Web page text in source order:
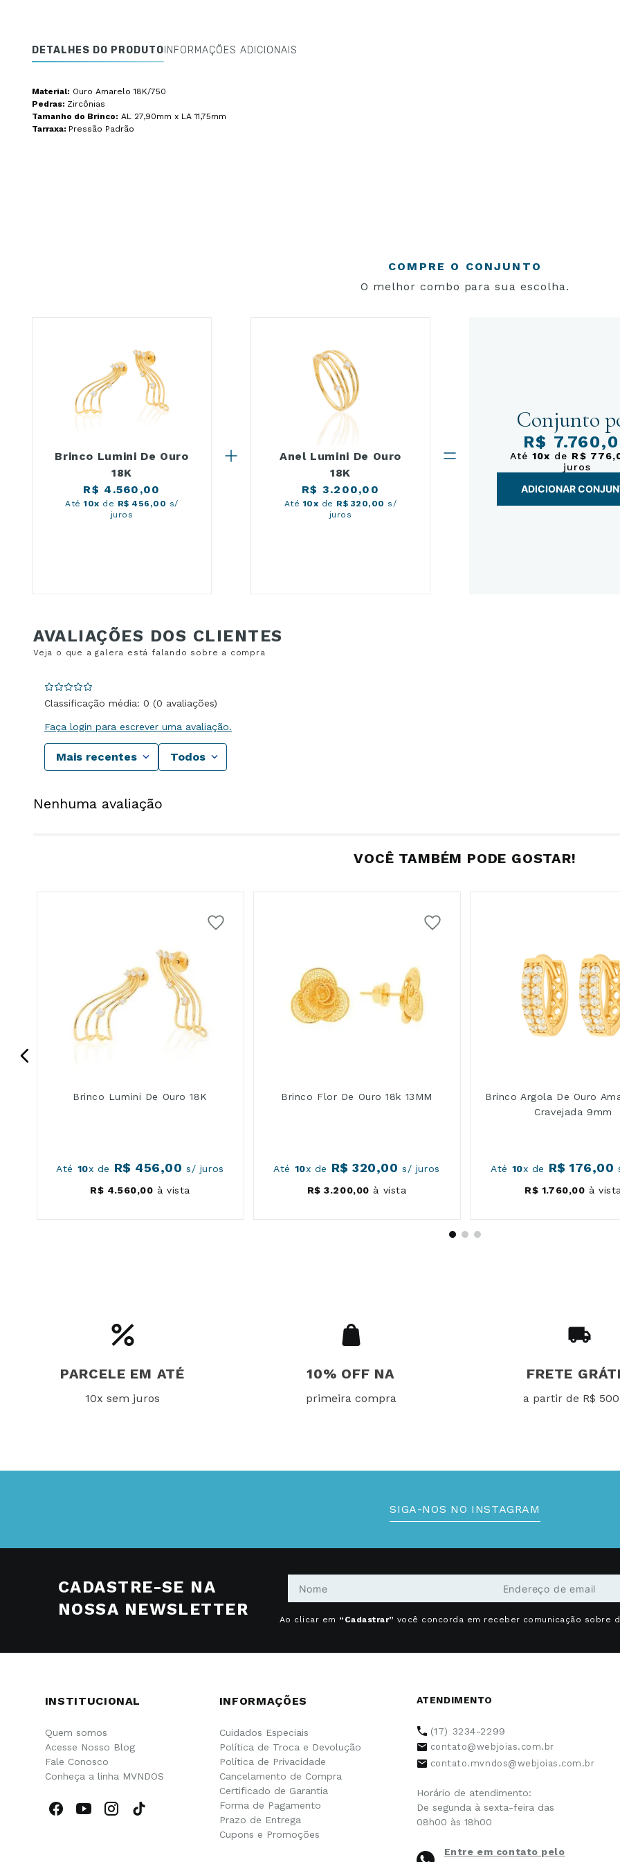
DETALHES DO PRODUTO INFORMAÇÕES ADICIONAIS
Material: Ouro Amarelo 18K/750
Pedras: Zircônias
Tamanho do Brinco: AL 27,90mm x LA 11,75mm
Tarraxa: Pressão Padrão
COMPRE O CONJUNTO
O melhor combo para sua escolha.
Brinco Lumini De Ouro
18K
R$ 4.560,00
Até10x de R$ 456,00 s/
juros
Anel Lumini De Ouro
18K
R$ 3.200,00
Até 10x de R$ 320,00 s/
juros
Conjunto
R$
Até10x de R$
juros
ADICIONAR
Classificação média: 0 (0 avaliações)
Faça login para escrever uma avaliação.
Mais recentes Todos
Nenhuma avaliação
VOCÊ TAMBÉM PODE GOSTAR!
Brinco Lumini De Ouro 18K
Até 10x de R$ 456,00 s/ juros
R$ 4.560,00 à vista
Brinco Flor De Ouro 18k 13MM
Até 10x de R$ 320,00 s/ juros
R$ 3.200,00 à vista
Brinco Argola De Ouro
Cravejada 9mm
Até 10x de R$ 176,00
R$ 1.760,00 à
PARCELE EM ATÉ
10x sem juros
10% OFF NA
primeira compra
FRETE
a partir de R$
SIGA-NOS NO INSTAGRAM
CADASTRE-SE NA
NOSSA NEWSLETTER
Ao clicar em “Cadastrar” você concorda em receber comunicação sobre
INSTITUCIONAL
Quem somos
Acesse Nosso Blog
Fale Conosco
Conheça a linha MVNDOS
INFORMAÇÕES
Cuidados Especiais
Política de Troca e Devolução
Política de Privacidade
Cancelamento de Compra
Certificado de Garantia
Forma de Pagamento
Prazo de Entrega
Cupons e Promoções
ATENDIMENTO
(17) 3234-2299
contato@webjoias.com.br
contato.mvndos@webjoias.com.br
Horário de atendimento:
De segunda à sexta-feira das
08h00 às 18h00
Entre em contato pelo